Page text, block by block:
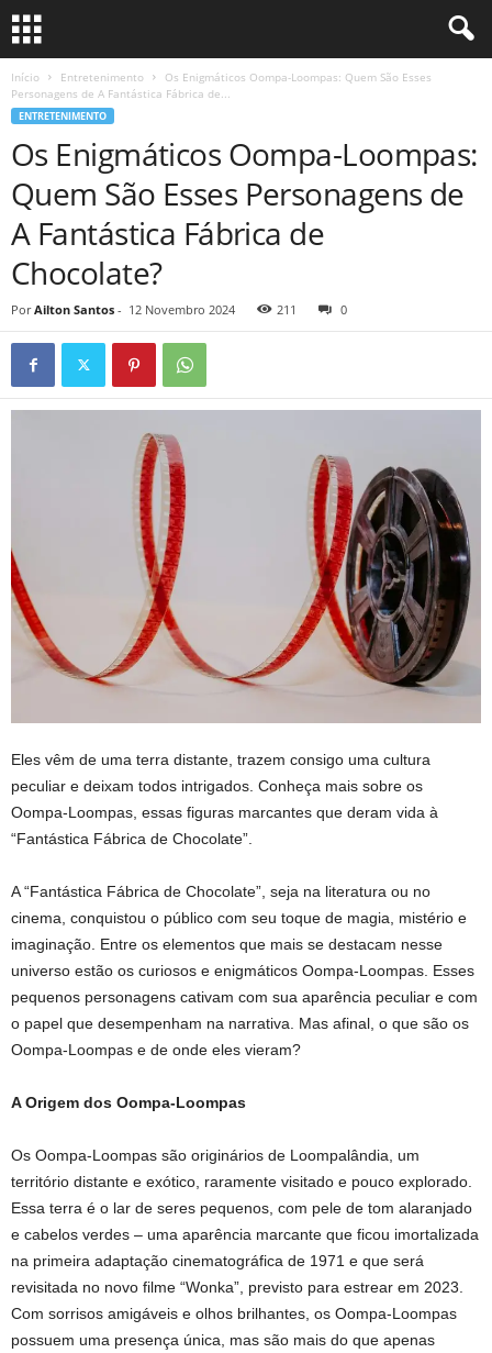
Início Entretenimento
Os Enigmáticos Oompa-Loompas: Quem São Esses
Personagens de A Fantástica Fábrica de...
ENTRETENIMENTO
Os Enigmáticos Oompa-Loompas:
Quem São Esses Personagens de
A Fantástica Fábrica de
Chocolate?
Por Ailton Santos - 12 Novembro 2024 211 0
Eles vêm de uma terra distante, trazem consigo uma cultura
peculiar e deixam todos intrigados. Conheça mais sobre os
Oompa-Loompas, essas figuras marcantes que deram vida à
“Fantástica Fábrica de Chocolate”.
A “Fantástica Fábrica de Chocolate”, seja na literatura ou no
cinema, conquistou o público com seu toque de magia, mistério e
imaginação. Entre os elementos que mais se destacam nesse
universo estão os curiosos e enigmáticos Oompa-Loompas. Esses
pequenos personagens cativam com sua aparência peculiar e com
o papel que desempenham na narrativa. Mas afinal, o que são os
Oompa-Loompas e de onde eles vieram?
A Origem dos Oompa-Loompas
Os Oompa-Loompas são originários de Loompalândia, um
território distante e exótico, raramente visitado e pouco explorado.
Essa terra é o lar de seres pequenos, com pele de tom alaranjado
e cabelos verdes – uma aparência marcante que ficou imortalizada
na primeira adaptação cinematográfica de 1971 e que será
revisitada no novo filme “Wonka”, previsto para estrear em 2023.
Com sorrisos amigáveis e olhos brilhantes, os Oompa-Loompas
possuem uma presença única, mas são mais do que apenas